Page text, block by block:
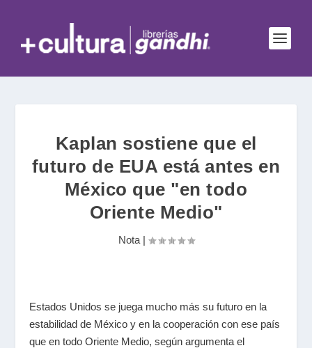
Kaplan sostiene que el
futuro de EUA está antes en
México que "en todo
Oriente Medio"
Nota|
Estados Unidos se juega mucho más su futuro en la
estabilidad de México y en la cooperación con ese país
que en todo Oriente Medio, según argumenta el